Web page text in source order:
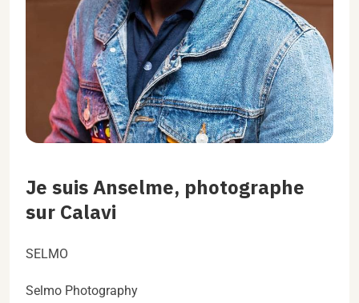
Je suis Anselme, photographe
sur Calavi
SELMO
Selmo Photography